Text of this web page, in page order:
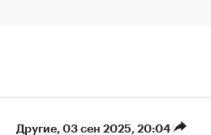
Другие⁠, 03 сен 2025, 20:04